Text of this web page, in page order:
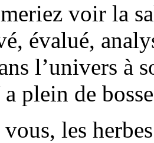
voir la
évalué,
l’univers à
plein de
vous, les